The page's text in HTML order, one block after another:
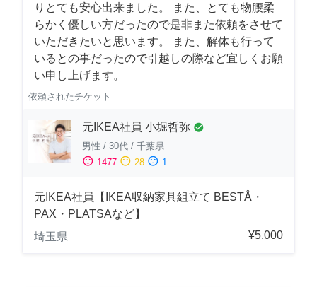
りとても安心出来ました。 また、とても物腰柔
らかく優しい方だったので是非また依頼をさせて
いただきたいと思います。 また、解体も行って
いるとの事だったので引越しの際など宜しくお願
い申し上げます。
依頼されたチケット
元IKEA社員 小堀哲弥 check_circle
男性 / 30代 / 千葉県
sentiment_satisfied 1477 sentiment_neutral 28 sentiment_dissatisfied 1
元IKEA社員【IKEA収納家具組立て BESTÅ・
PAX・PLATSAなど】
埼玉県
¥5,000